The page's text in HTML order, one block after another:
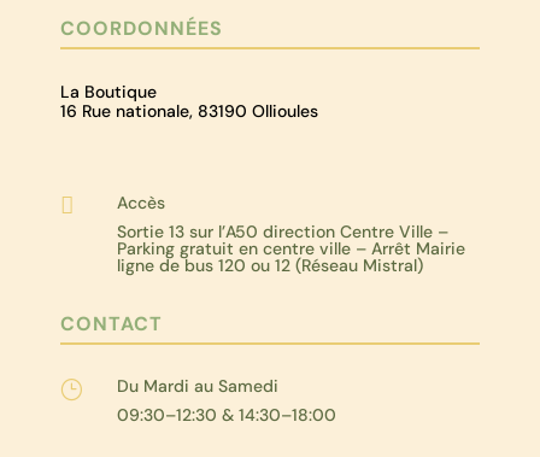
COORDONNÉES
La Boutique
16 Rue nationale, 83190 Ollioules

Accès
Sortie 13 sur l’A50 direction Centre Ville –
Parking gratuit en centre ville – Arrêt Mairie
ligne de bus 120 ou 12 (Réseau Mistral)
CONTACT
}
Du Mardi au Samedi
09:30–12:30 & 14:30–18:00